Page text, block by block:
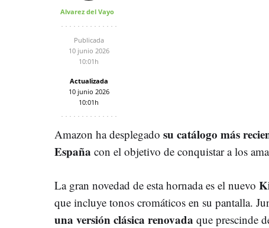
Alvarez del Vayo
Publicada
10 junio 2026
10:01h
Actualizada
10 junio 2026
10:01h
Amazon ha desplegado su catálogo más
España con el objetivo de conquistar a los
La gran novedad de esta hornada es el nuevo
que incluye tonos cromáticos en su pantalla.
una versión clásica renovada que prescinde